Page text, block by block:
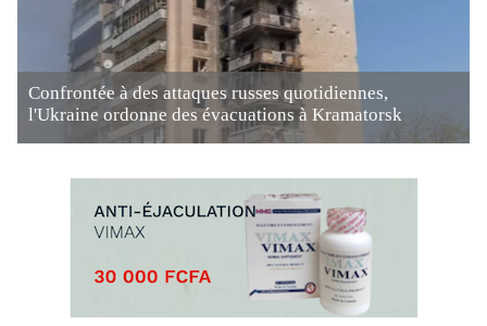
Confrontée à des attaques russes quotidiennes,
l'Ukraine ordonne des évacuations à Kramatorsk